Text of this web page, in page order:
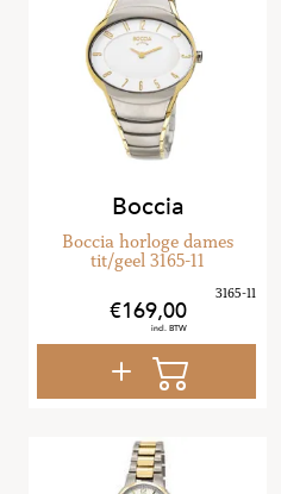
Boccia
Boccia horloge dames
tit/geel 3165-11
169,00